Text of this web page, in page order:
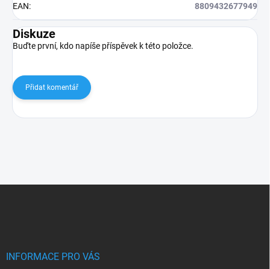
EAN: 8809432677949
Diskuze
Buďte první, kdo napíše příspěvek k této položce.
Přidat komentář
INFORMACE PRO VÁS